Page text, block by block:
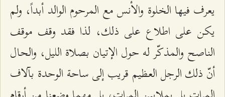
يعرف فيها الخلوة والأنس مع المرحوم الوالد أبداً، ولم
يكن على اطلاع على ذلك، لذا فقد وقف موقف
الناصح والمذكّر له حول الإتيان بصلاة الليل، والحال
أنّ ذلك الرجل العظيم قريب إلى ساحة الوحدة بآلاف